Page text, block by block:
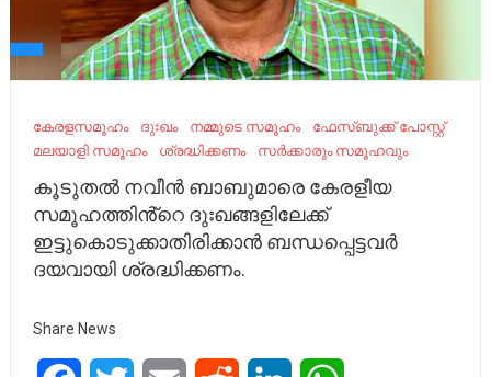
കേരളസമൂഹം ദുഃഖം നമ്മുടെ സമൂഹം
ഫേസ്ബുക്ക് പോസ്റ്റ്
മലയാളി സമൂഹം
ശ്രദ്ധിക്കണം സർക്കാരും സമൂഹവും
കൂടുതൽ നവീൻ ബാബുമാരെ കേരളീയ
സമൂഹത്തിൻ്റെ ദുഃഖങ്ങളിലേക്ക്
ഇട്ടുകൊടുക്കാതിരിക്കാൻ ബന്ധപ്പെട്ടവർ
ദയവായി ശ്രദ്ധിക്കണം.
Share News